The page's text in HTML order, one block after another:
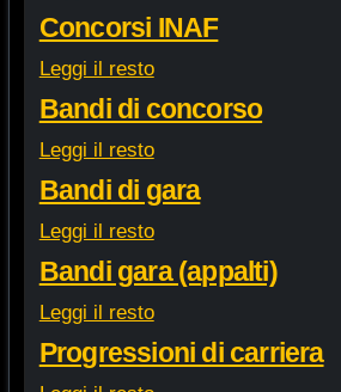
Concorsi INAF
Leggi il resto
Bandi di concorso
Leggi il resto
Bandi di gara
Leggi il resto
Bandi gara (appalti)
Leggi il resto
Progressioni di carriera